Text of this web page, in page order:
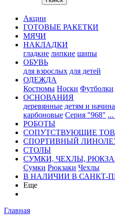
Акции
ГОТОВЫЕ РАКЕТКИ
МЯЧИ
НАКЛАДКИ
гладкие липкие шипы
ОБУВЬ
для взрослых для детей
ОДЕЖДА
Костюмы Носки Футболки
ОСНОВАНИЯ
деревянные детям и
карбоновые Серия "968"
РОБОТЫ
СОПУТСТВУЮЩИЕ
СПОРТИВНЫЙ
СТОЛЫ
СУМКИ, ЧЕХЛЫ,
Сумки Рюкзаки Чехлы
В НАЛИЧИИ В САНКТ-
Еще
Главная